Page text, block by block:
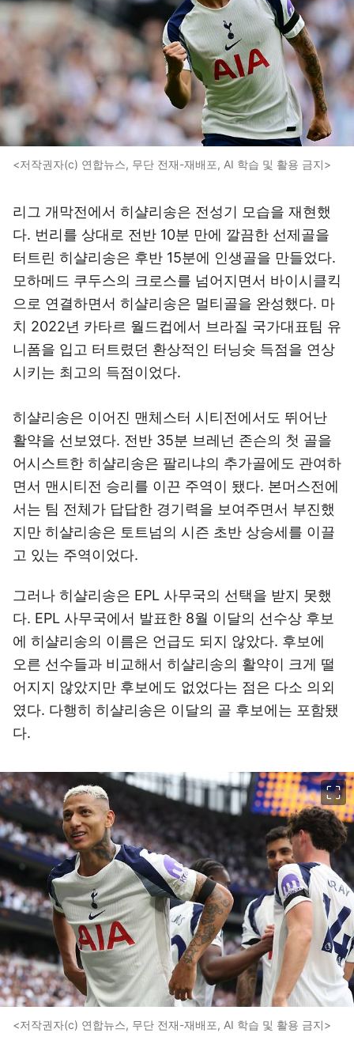
<저작권자(c) 연합뉴스, 무단 전재-재배포, AI 학습 및 활용 금지>
리그 개막전에서 히샬리송은 전성기 모습을 재현했
다. 번리를 상대로 전반 10분 만에 깔끔한 선제골을
터트린 히샬리송은 후반 15분에 인생골을 만들었다.
모하메드 쿠두스의 크로스를 넘어지면서 바이시클킥
으로 연결하면서 히샬리송은 멀티골을 완성했다. 마
치 2022년 카타르 월드컵에서 브라질 국가대표팀 유
니폼을 입고 터트렸던 환상적인 터닝슛 득점을 연상
시키는 최고의 득점이었다.
히샬리송은 이어진 맨체스터 시티전에서도 뛰어난
활약을 선보였다. 전반 35분 브레넌 존슨의 첫 골을
어시스트한 히샬리송은 팔리냐의 추가골에도 관여하
면서 맨시티전 승리를 이끈 주역이 됐다. 본머스전에
서는 팀 전체가 답답한 경기력을 보여주면서 부진했
지만 히샬리송은 토트넘의 시즌 초반 상승세를 이끌
고 있는 주역이었다.
그러나 히샬리송은 EPL 사무국의 선택을 받지 못했
다. EPL 사무국에서 발표한 8월 이달의 선수상 후보
에 히샬리송의 이름은 언급도 되지 않았다. 후보에
오른 선수들과 비교해서 히샬리송의 활약이 크게 떨
어지지 않았지만 후보에도 없었다는 점은 다소 의외
였다. 다행히 히샬리송은 이달의 골 후보에는 포함됐
다.
<저작권자(c) 연합뉴스, 무단 전재-재배포, AI 학습 및 활용 금지>